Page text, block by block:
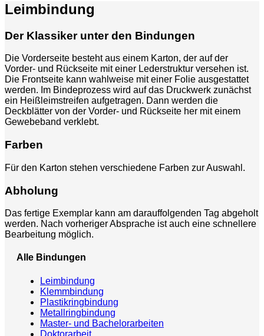
Leimbindung
Der Klassiker unter den Bindungen
Die Vorderseite besteht aus einem Karton, der auf der
Vorder- und Rückseite mit einer Lederstruktur versehen ist.
Die Frontseite kann wahlweise mit einer Folie ausgestattet
werden. Im Bindeprozess wird auf das Druckwerk zunächst
ein Heißleimstreifen aufgetragen. Dann werden die
Deckblätter von der Vorder- und Rückseite her mit einem
Gewebeband verklebt.
Farben
Für den Karton stehen verschiedene Farben zur Auswahl.
Abholung
Das fertige Exemplar kann am darauffolgenden Tag abgeholt
werden. Nach vorheriger Absprache ist auch eine schnellere
Bearbeitung möglich.
Alle Bindungen
Leimbindung
Klemmbindung
Plastikringbindung
Metallringbindung
Master- und Bachelorarbeiten
Doktorarbeit